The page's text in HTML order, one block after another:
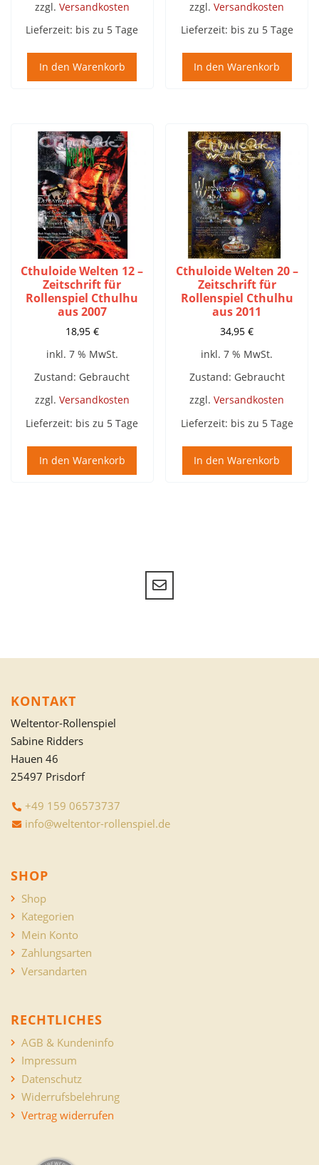
zzgl. Versandkosten
Lieferzeit: bis zu 5 Tage
In den Warenkorb
zzgl.Versandkosten
Lieferzeit: bis zu 5 Tage
In den Warenkorb
Cthuloide Welten 12 –
Zeitschrift für
Rollenspiel Cthulhu
aus 2007
18,95 €
inkl. 7 % MwSt.
Zustand: Gebraucht
zzgl. Versandkosten
Lieferzeit: bis zu 5 Tage
In den Warenkorb
Cthuloide Welten 20 –
Zeitschrift für
Rollenspiel Cthulhu
aus 2011
34,95€
inkl. 7 % MwSt.
Zustand: Gebraucht
zzgl.Versandkosten
Lieferzeit: bis zu 5 Tage
In den Warenkorb
KONTAKT
Weltentor-Rollenspiel
Sabine Ridders
Hauen 46
25497 Prisdorf
+49 159 06573737
info@weltentor-rollenspiel.de
SHOP
Shop
Kategorien
Mein Konto
Zahlungsarten
Versandarten
RECHTLICHES
AGB & Kundeninfo
Impressum
Datenschutz
Widerrufsbelehrung
Vertrag widerrufen